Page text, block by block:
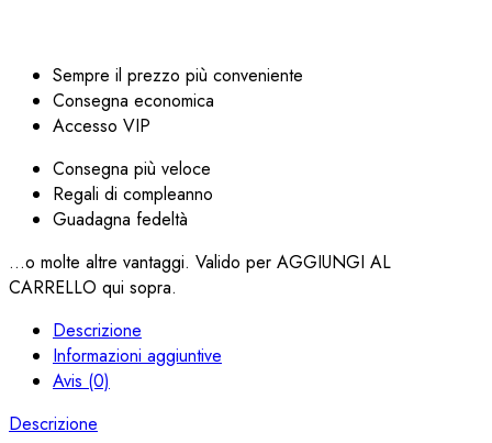
Sempre il prezzo più conveniente
Consegna economica
Accesso VIP
Consegna più veloce
Regali di compleanno
Guadagna fedeltà
...o molte altre vantaggi. Valido per AGGIUNGI AL
CARRELLO qui sopra.
Descrizione
Informazioni aggiuntive
Avis (0)
Descrizione